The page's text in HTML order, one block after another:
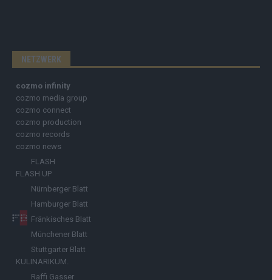
NETZWERK
cozmo infinity
cozmo media group
cozmo connect
cozmo production
cozmo records
cozmo news
FLASH
FLASH UP
Nürnberger Blatt
Hamburger Blatt
Fränkisches Blatt
Münchener Blatt
Stuttgarter Blatt
KULINARIKUM.
Raffi Gasser